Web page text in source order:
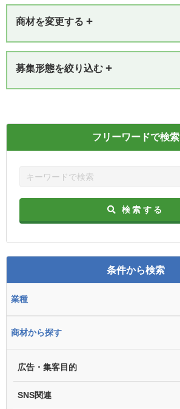
商材を変更する +
募集形態を絞り込む +
フリーワードで検索
検索する
条件から検索
業種
商材から探す
広告・集客目的
SNS関連